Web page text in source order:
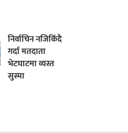
निर्वाचिन नजिकिँदै
गर्दा मतदाता
भेटघाटमा व्यस्त
सुस्मा